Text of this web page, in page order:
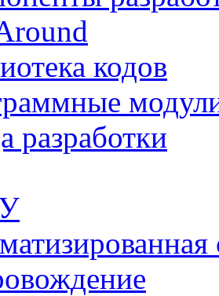
кодов
разработки